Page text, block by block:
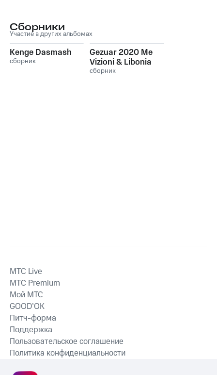
Сборники
Участие в других альбомах
Kenge Dasmash
сборник
Gezuar 2020 Me
Vizioni & Libonia
сборник
MTС Live
MTС Premium
Мой МТС
GOOD’OK
Питч-форма
Поддержка
Пользовательское соглашение
Политика конфиденциальности